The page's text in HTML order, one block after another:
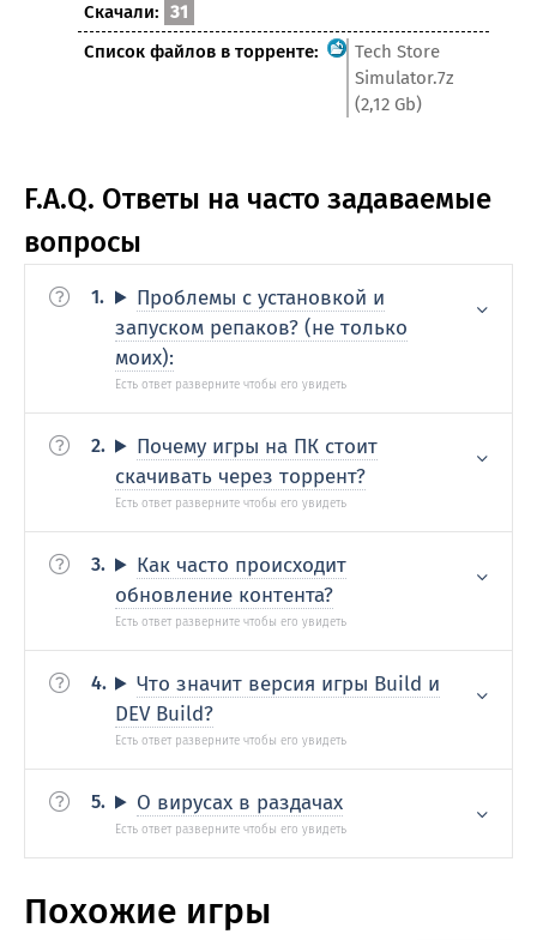
Скачали: 31
Список файлов в торренте:
Tech Store
Simulator.7z
(2,12 Gb)
F.A.Q. Ответы на часто задаваемые
вопросы
Проблемы с установкой и
запуском репаков? (не только
моих):
Почему игры на ПК стоит
скачивать через торрент?
Как часто происходит
обновление контента?
Что значит версия игры Build и
DEV Build?
О вирусах в раздачах
Похожие игры